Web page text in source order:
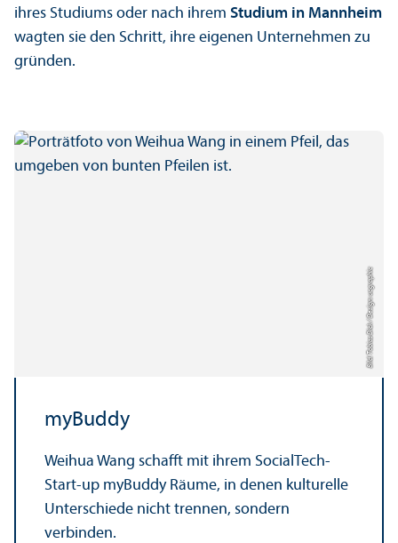
ihres Studiums oder nach ihrem Studium in Mannheim
wagten sie den Schritt, ihre eigenen Unter­nehmen zu
gründen.
Bild: Tobias Dick / Design: uc graphic
myBuddy
Weihua Wang schafft mit ihrem SocialTech-
Start-up myBuddy Räume, in denen kulturelle
Unter­schiede nicht trennen, sondern
verbinden.